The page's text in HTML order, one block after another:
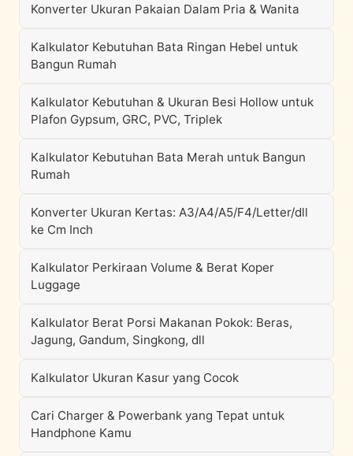
Konverter Ukuran Pakaian Dalam Pria & Wanita
Kalkulator Kebutuhan Bata Ringan Hebel untuk
Bangun Rumah
Kalkulator Kebutuhan & Ukuran Besi Hollow untuk
Plafon Gypsum, GRC, PVC, Triplek
Kalkulator Kebutuhan Bata Merah untuk Bangun
Rumah
Konverter Ukuran Kertas: A3/A4/A5/F4/Letter/dll
ke Cm Inch
Kalkulator Perkiraan Volume & Berat Koper
Luggage
Kalkulator Berat Porsi Makanan Pokok: Beras,
Jagung, Gandum, Singkong, dll
Kalkulator Ukuran Kasur yang Cocok
Cari Charger & Powerbank yang Tepat untuk
Handphone Kamu